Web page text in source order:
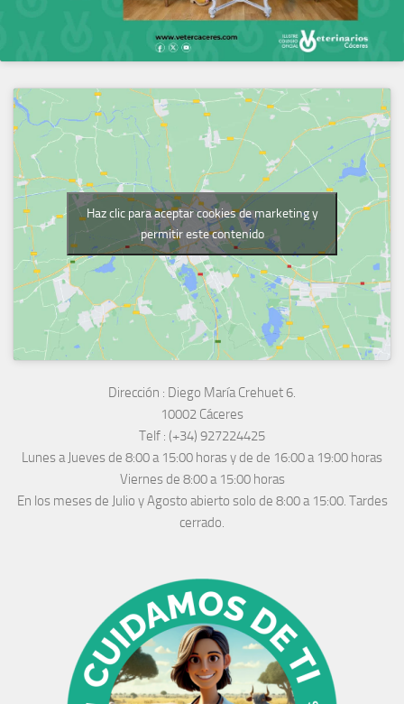
Haz clic para aceptar cookies de marketing y
permitir este contenido
Dirección : Diego María Crehuet 6.
10002 Cáceres
Telf : (+34) 927224425
Lunes a Jueves de 8:00 a 15:00 horas y de de 16:00 a 19:00 horas
Viernes de 8:00 a 15:00 horas
En los meses de Julio y Agosto abierto solo de 8:00 a 15:00. Tardes
cerrado.